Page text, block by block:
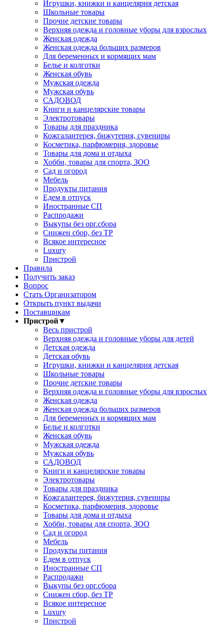
Игрушки, книжки и канцелярия детская
Школьные товары
Прочие детские товары
Верхняя одежда и головные уборы для взрослых
Женская одежда
Женская одежда больших размеров
Для беременных и кормящих мам
Белье и колготки
Женская обувь
Мужская одежда
Мужская обувь
САДОВОД
Книги и канцелярские товары
Электротовары
Товары для праздника
Кожгалантерея, бижутерия, сувениры
Косметика, парфюмерия, здоровье
Товары для дома и отдыха
Хобби, товары для спорта, ЗОО
Сад и огород
Мебель
Продукты питания
Едем в отпуск
Иностранные СП
Распродажи
Выкупы без орг.сбора
Снижен сбор, без ТР
Всякое интересное
Luxury
Пристрой
Правила
Получить заказ
Вопрос
Стать Организатором
Открыть пункт выдачи
Поставщикам
Пристрой▼
Весь пристрой
Верхняя одежда и головные уборы для детей
Детская одежда
Детская обувь
Игрушки, книжки и канцелярия детская
Школьные товары
Прочие детские товары
Верхняя одежда и головные уборы для взрослых
Женская одежда
Женская одежда больших размеров
Для беременных и кормящих мам
Белье и колготки
Женская обувь
Мужская одежда
Мужская обувь
САДОВОД
Книги и канцелярские товары
Электротовары
Товары для праздника
Кожгалантерея, бижутерия, сувениры
Косметика, парфюмерия, здоровье
Товары для дома и отдыха
Хобби, товары для спорта, ЗОО
Сад и огород
Мебель
Продукты питания
Едем в отпуск
Иностранные СП
Распродажи
Выкупы без орг.сбора
Снижен сбор, без ТР
Всякое интересное
Luxury
Пристрой